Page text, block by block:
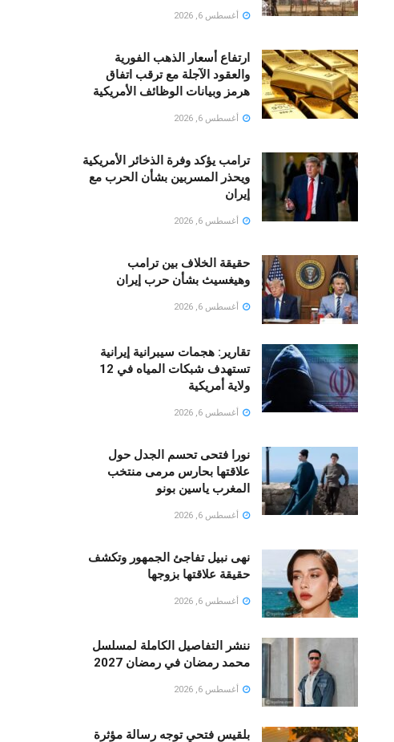
أغسطس 6, 2026
ارتفاع أسعار الذهب الفورية
والعقود الآجلة مع ترقب اتفاق
هرمز وبيانات الوظائف الأمريكية
أغسطس 6, 2026
ترامب يؤكد وفرة الذخائر الأمريكية
ويحذر المسربين بشأن الحرب مع
إيران
أغسطس 6, 2026
حقيقة الخلاف بين ترامب
وهيغسيث بشأن حرب إيران
أغسطس 6, 2026
تقارير: هجمات سيبرانية إيرانية
تستهدف شبكات المياه في 12
ولاية أمريكية
أغسطس 6, 2026
نورا فتحى تحسم الجدل حول
علاقتها بحارس مرمى منتخب
المغرب ياسين بونو ‏
أغسطس 6, 2026
نهى نبيل تفاجئ الجمهور وتكشف
حقيقة علاقتها بزوجها
أغسطس 6, 2026
ننشر التفاصيل الكاملة لمسلسل
محمد رمضان في رمضان 2027
أغسطس 6, 2026
بلقيس فتحي توجه رسالة مؤثرة